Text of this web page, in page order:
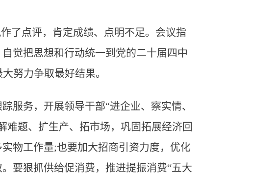
了点评，肯定成绩、点明不足。会议指
觉把思想和行动统一到党的二十届四中
努力争取最好结果。
服务，开展领导干部“进企业、察实情、
难题、扩生产、拓市场，巩固拓展经济回
物工作量;也要加大招商引资力度，优化
要狠抓供给促消费，推进提振消费“五大